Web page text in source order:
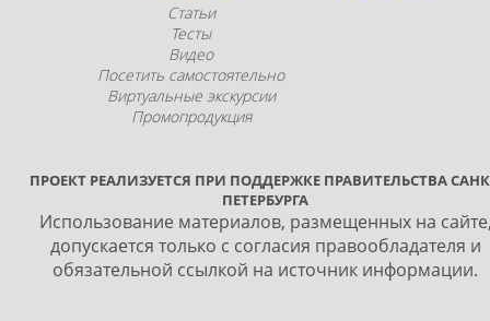
Статьи
Тесты
Видео
Посетить самостоятельно
Виртуальные экскурсии
Промопродукция
ПРОЕКТ РЕАЛИЗУЕТСЯ ПРИ ПОДДЕРЖКЕ ПРАВИТЕЛЬСТВА
ПЕТЕРБУРГА
Использование материалов, размещенных на
допускается только с согласия правообладателя и
обязательной ссылкой на источник информации.